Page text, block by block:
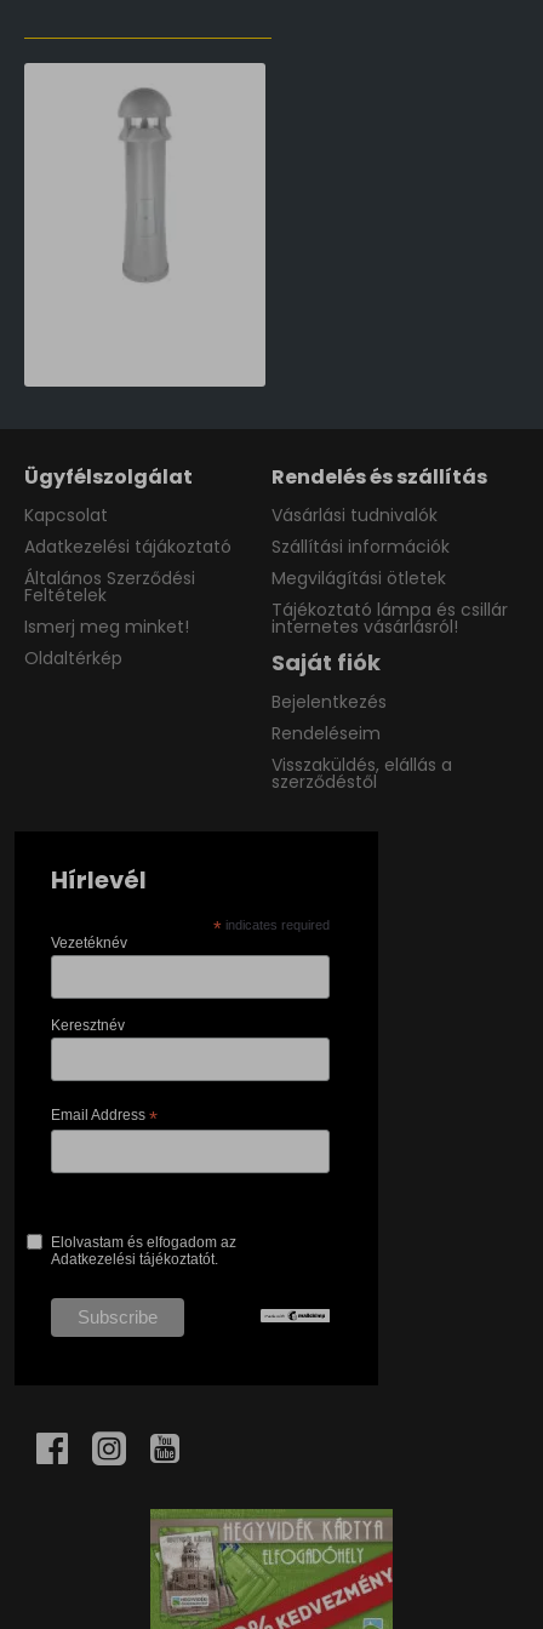
Ügyfélszolgálat
Kapcsolat
Adatkezelési tájákoztató
Általános Szerződési
Feltételek
Ismerj meg minket!
Oldaltérkép
Rendelés és szállítás
Vásárlási tudnivalók
Szállítási információk
Megvilágítási ötletek
Tájékoztató lámpa és csillár
internetes vásárlásról!
Saját fiók
Bejelentkezés
Rendeléseim
Visszaküldés, elállás a
szerződéstől
Hírlevél
* indicates required
Vezetéknév
Keresztnév
Email Address *
Elolvastam és elfogadom az
Adatkezelési tájékoztatót.